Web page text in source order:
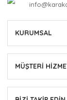
KURUMSAL
MÜŞTERİ